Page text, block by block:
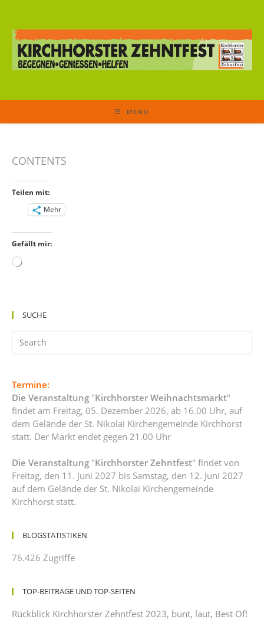
MENU
CONTENTS
Teilen mit:
Mehr
Gefällt mir:
Wird
SUCHE
Termine:
Die Veranstaltung "Kirchhorster Weihnachtsmarkt"
findet am Freitag, 05. Dezember 2026, ab 16.00 Uhr, auf
dem Gelände der St. Nikolai Kirchengemeinde Kirchhorst
statt. Der Markt endet gegen 21.00 Uhr
Die Veranstaltung "Kirchhorster Zehntfest" findet von
Freitag, den 11. Juni 2027 bis Samstag, den 12. Juni 2027
auf dem Gelände der St. Nikolai Kirchengemeinde
Kirchhorst statt.
BLOGSTATISTIKEN
76.426 Zugriffe
TOP-BEITRÄGE UND TOP-SEITEN
Rückblick Kirchhorster Zehntfest 2023, bunt, laut, Best Of!